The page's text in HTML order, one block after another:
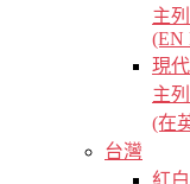
主
(EN
現
主
(在
台灣